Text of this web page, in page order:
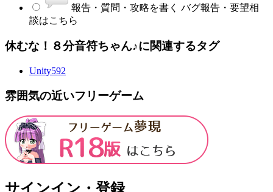
報告・質問・攻略を書く バグ報告・要望相
談はこちら
休むな！８分音符ちゃん♪に関連するタグ
Unity592
雰囲気の近いフリーゲーム
サインイン・登録